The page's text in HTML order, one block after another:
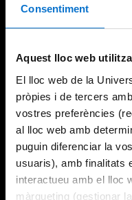
Consentiment
Aquest lloc web
El lloc web de la
pròpies i de tercers
vostres preferències
al lloc web amb
puguin diferenciar la
usuaris), amb finalitats
interactueu amb el lloc
màrqueting (gestionar